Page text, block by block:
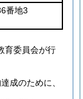
番地3
育委員会が行
成のために、